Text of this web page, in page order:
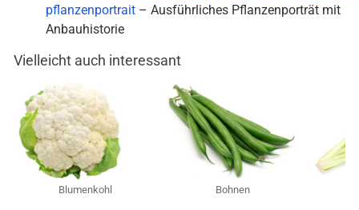
pflanzenportrait – Ausführliches Pflanzenporträt mit
Anbauhistorie
Vielleicht auch interessant
Blumenkohl Bohnen